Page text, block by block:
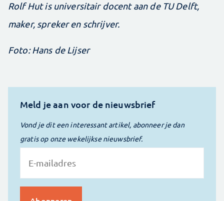
Rolf Hut is universitair docent aan de TU Delft,
maker, spreker en schrijver.
Foto: Hans de Lijser
Meld je aan voor de nieuwsbrief
Vond je dit een interessant artikel, abonneer je dan
gratis op onze wekelijkse nieuwsbrief.